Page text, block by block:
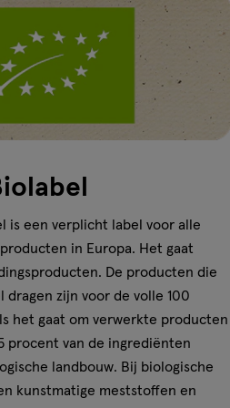
is een verplicht label voor alle
in Europa. Het gaat
De producten die
dragen zijn voor de volle 100
het gaat om verwerkte producten
procent van de ingrediënten
landbouw. Bij biologische
kunstmatige meststoffen en